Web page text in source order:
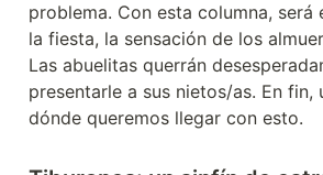
problema. Con esta columna, será
la fiesta, la sensación de los
Las abuelitas querrán
presentarle a sus nietos/as. En fin,
dónde queremos llegar con esto.